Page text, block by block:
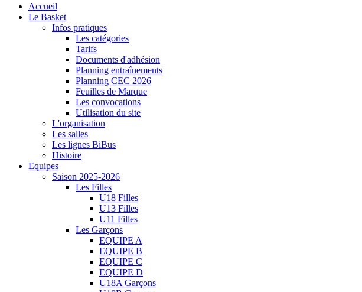
Accueil
Le Basket
Infos pratiques
Les catégories
Tarifs
Documents d'adhésion
Planning entraînements
Planning CEC 2026
Feuilles de Marque
Les convocations
Utilisation du site
L'organisation
Les salles
Les lignes BiBus
Histoire
Equipes
Saison 2025-2026
Les Filles
U18 Filles
U13 Filles
U11 Filles
Les Garçons
EQUIPE A
EQUIPE B
EQUIPE C
EQUIPE D
U18A Garçons